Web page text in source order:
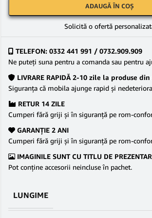
ADAUGĂ ÎN COȘ
Solicită o ofertă
TELEFON: 0332 441 991 / 0732.909.909
Ne puteţi suna pentru a comanda sau pentru
LIVRARE RAPIDĂ 2-10 zile la produse din
Siguranţa că mobila ajunge rapid şi
RETUR 14 ZILE
Cumperi fără griji şi în siguranţă pe rom-
GARANŢIE 2 ANI
Cumperi fără griji şi în siguranţă pe rom-
IMAGINILE SUNT CU TITLU DE
Pot conține accesorii neincluse în pachet.
LUNGIME